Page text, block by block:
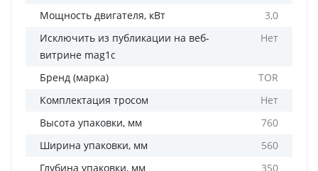
Мощность двигателя, кВт
3,0
Исключить из публикации на веб-
витрине mag1c
Нет
Бренд (марка)
TOR
Комплектация тросом
Нет
Высота упаковки, мм
760
Ширина упаковки, мм
560
Глубина упаковки, мм
350